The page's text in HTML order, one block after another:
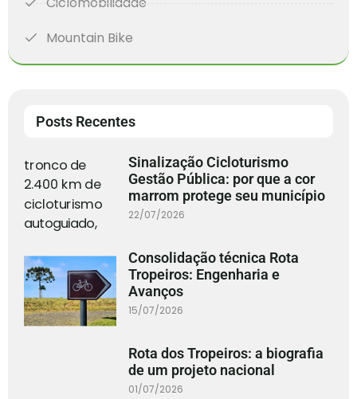
Mountain Bike
Posts Recentes
Sinalização Cicloturismo
Gestão Pública: por que a cor
marrom protege seu município
22/07/2026
Consolidação técnica Rota
Tropeiros: Engenharia e
Avanços
15/07/2026
Rota dos Tropeiros: a biografia
de um projeto nacional
01/07/2026